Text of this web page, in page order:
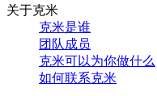
关于克米
克米是谁
团队成员
克米可以为你做什么
如何联系克米